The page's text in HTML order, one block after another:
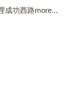
成功西路more...